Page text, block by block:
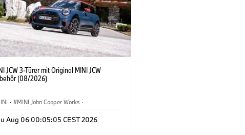
JCW 3-Türer mit Original MINI JCW
(08/2026)
· MINI John Cooper Works ·
Zubehör
Aug 06 00:05:05 CEST 2026